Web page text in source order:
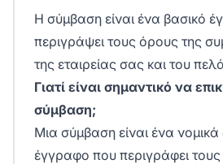
Η σύμβαση είναι ένα βασικό
περιγράψει τους όρους της
της εταιρείας σας και του
Γιατί είναι σημαντικό να
σύμβαση;
Μια σύμβαση είναι ένα νομικά
έγγραφο που περιγράφει